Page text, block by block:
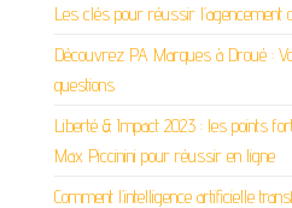
Les clés pour réussir l’agencement
Découvrez PA Marques à Droué :
questions
Liberté & Impact 2023 : les points
Max Piccinini pour réussir en ligne
Comment l’intelligence artificielle